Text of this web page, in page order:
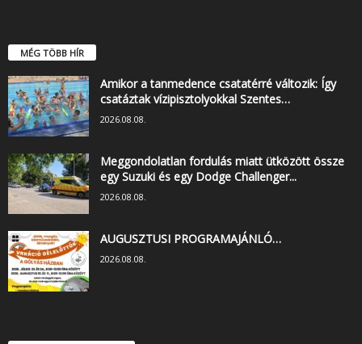
MÉG TÖBB HÍR
Amikor a tanmedence csatatérré változik: Így
csatáztak vízipisztolyokkal Szentes…
2026.08.08.
Meggondolatlan fordulás miatt ütközött össze
egy Suzuki és egy Dodge Challenger...
2026.08.08.
AUGUSZTUSI PROGRAMAJÁNLÓ…
2026.08.08.